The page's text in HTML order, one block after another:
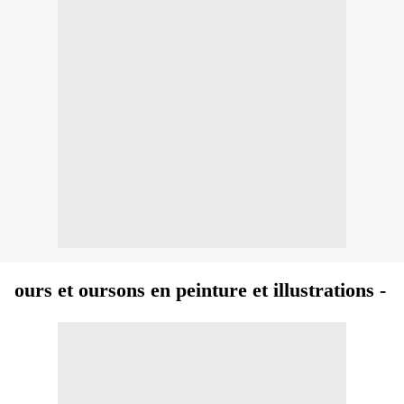
ours et oursons en peinture et illustrations -